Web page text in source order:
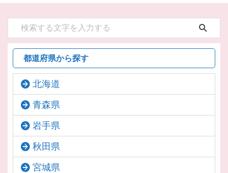
都道府県から探す
北海道
青森県
岩手県
秋田県
宮城県